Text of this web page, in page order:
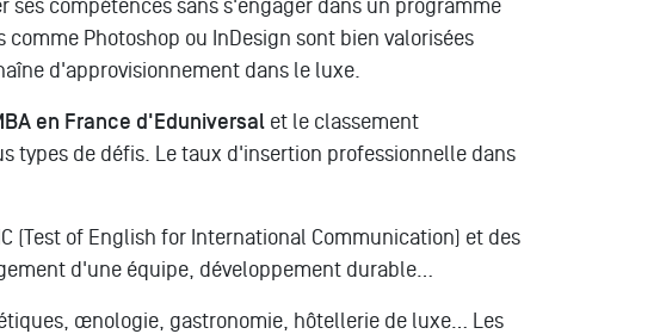
compétences sans s'engager dans un programme
Photoshop ou InDesign sont bien valorisées
d'approvisionnement dans le luxe.
en France d'Eduniversal et le classement
types de défis. Le taux d'insertion professionnelle dans
(Test of English for International Communication) et des
d'une équipe, développement durable…
œnologie, gastronomie, hôtellerie de luxe… Les